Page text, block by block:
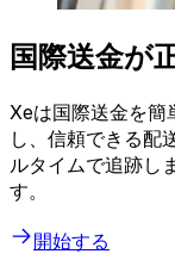
国際送金が
Xeは国際送金を簡
し、信頼できる配
ルタイムで追跡し
す。
開始する